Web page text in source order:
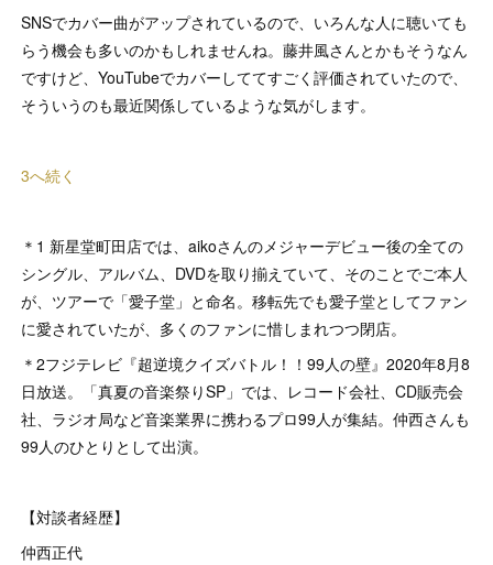
SNSでカバー曲がアップされているので、いろんな人に聴いても
らう機会も多いのかもしれませんね。藤井風さんとかもそうなん
ですけど、YouTubeでカバーしててすごく評価されていたので、
そういうのも最近関係しているような気がします。
3へ続く
＊1 新星堂町田店では、aikoさんのメジャーデビュー後の全ての
シングル、アルバム、DVDを取り揃えていて、そのことでご本人
が、ツアーで「愛子堂」と命名。移転先でも愛子堂としてファン
に愛されていたが、多くのファンに惜しまれつつ閉店。
＊2フジテレビ『超逆境クイズバトル！！99人の壁』2020年8月8
日放送。「真夏の音楽祭りSP」では、レコード会社、CD販売会
社、ラジオ局など音楽業界に携わるプロ99人が集結。仲西さんも
99人のひとりとして出演。
【対談者経歴】
仲西正代